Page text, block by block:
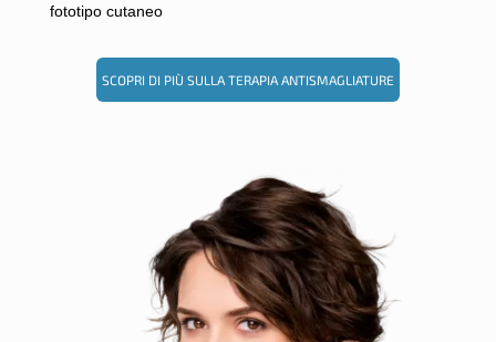
fototipo cutaneo
SCOPRI DI PIÙ SULLA TERAPIA ANTISMAGLIATURE